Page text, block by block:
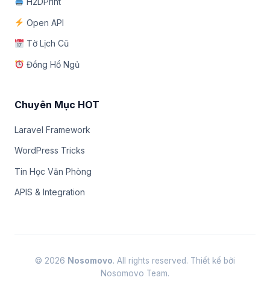
Open API
Tờ Lịch Cũ
Đồng Hồ Ngủ
Chuyên Mục HOT
Laravel Framework
WordPress Tricks
Tin Học Văn Phòng
APIS & Integration
© 2026 Nosomovo. All rights reserved. Thiết kế bởi
Nosomovo Team.